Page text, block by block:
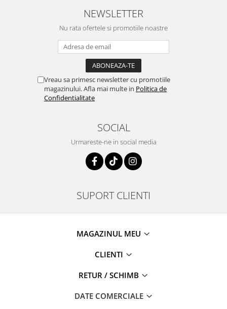
NEWSLETTER
Nu rata ofertele si promotiile noastre
Vreau sa primesc newsletter cu promotiile
magazinului. Afla mai multe in Politica de
Confidentialitate
SOCIAL
Urmareste-ne in social media
SUPORT CLIENTI
MAGAZINUL MEU
CLIENTI
RETUR / SCHIMB
DATE COMERCIALE